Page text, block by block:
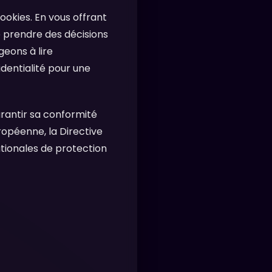
En vous offrant
des décisions
à lire
pour une
sa conformité
la Directive
de protection